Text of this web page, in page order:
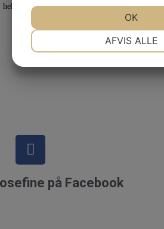
på Facebook
AFVIS ALLE
OK